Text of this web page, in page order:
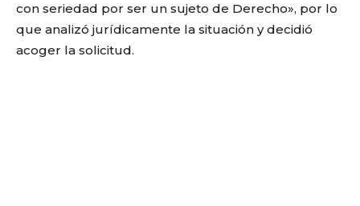
con seriedad por ser un sujeto de Derecho», por lo
que analizó jurídicamente la situación y decidió
acoger la solicitud.